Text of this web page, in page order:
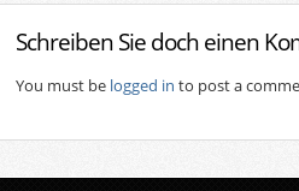
Schreiben Sie doch einen
You must be logged in to post a